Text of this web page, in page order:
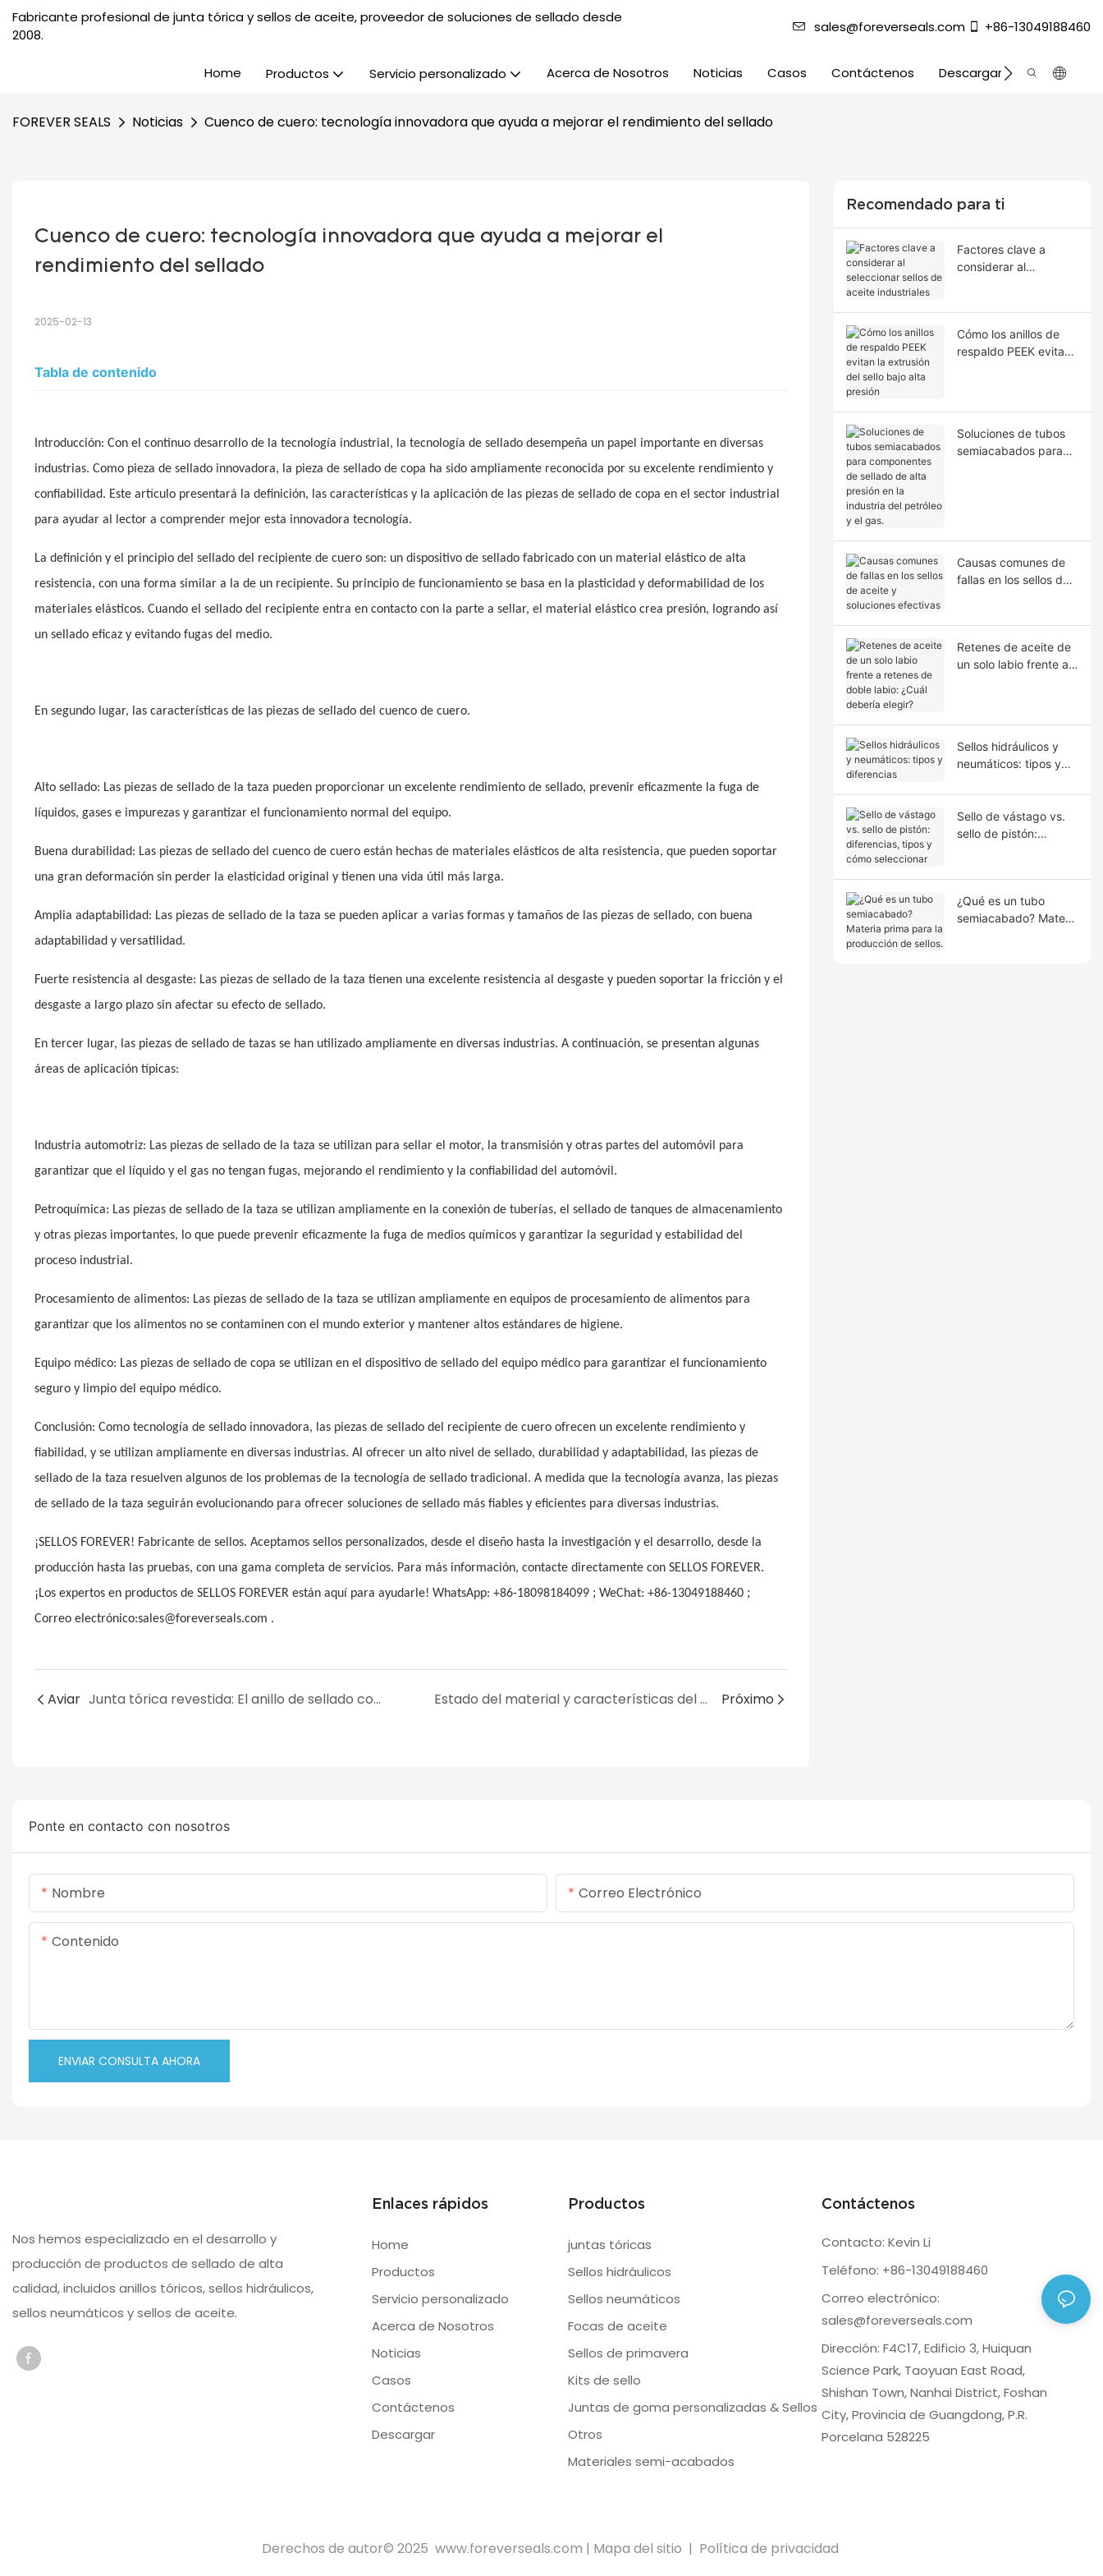
Fabricante profesional de junta tórica y sellos de aceite, proveedor de soluciones de sellado desde
2008.
sales@foreverseals.com +86-13049188460
Home Productos Servicio personalizado Acerca de Nosotros Noticias Casos Contáctenos Descargar
FOREVER SEALS Noticias Cuenco de cuero: tecnología innovadora que ayuda a mejorar el rendimiento del sellado
Cuenco de cuero: tecnología innovadora que ayuda a mejorar el
rendimiento del sellado
2025-02-13
Tabla de contenido
Introducción: Con el continuo desarrollo de la tecnología industrial, la tecnología de sellado desempeña un papel importante en diversas
industrias. Como pieza de sellado innovadora, la pieza de sellado de copa ha sido ampliamente reconocida por su excelente rendimiento y
confiabilidad. Este artículo presentará la definición, las características y la aplicación de las piezas de sellado de copa en el sector industrial
para ayudar al lector a comprender mejor esta innovadora tecnología.
La definición y el principio del sellado del recipiente de cuero son: un dispositivo de sellado fabricado con un material elástico de alta
resistencia, con una forma similar a la de un recipiente. Su principio de funcionamiento se basa en la plasticidad y deformabilidad de los
materiales elásticos. Cuando el sellado del recipiente entra en contacto con la parte a sellar, el material elástico crea presión, logrando así
un sellado eficaz y evitando fugas del medio.
En segundo lugar, las características de las piezas de sellado del cuenco de cuero.
Alto sellado: Las piezas de sellado de la taza pueden proporcionar un excelente rendimiento de sellado, prevenir eficazmente la fuga de
líquidos, gases e impurezas y garantizar el funcionamiento normal del equipo.
Buena durabilidad: Las piezas de sellado del cuenco de cuero están hechas de materiales elásticos de alta resistencia, que pueden soportar
una gran deformación sin perder la elasticidad original y tienen una vida útil más larga.
Amplia adaptabilidad: Las piezas de sellado de la taza se pueden aplicar a varias formas y tamaños de las piezas de sellado, con buena
adaptabilidad y versatilidad.
Fuerte resistencia al desgaste: Las piezas de sellado de la taza tienen una excelente resistencia al desgaste y pueden soportar la fricción y el
desgaste a largo plazo sin afectar su efecto de sellado.
En tercer lugar, las piezas de sellado de tazas se han utilizado ampliamente en diversas industrias. A continuación, se presentan algunas
áreas de aplicación típicas:
Industria automotriz: Las piezas de sellado de la taza se utilizan para sellar el motor, la transmisión y otras partes del automóvil para
garantizar que el líquido y el gas no tengan fugas, mejorando el rendimiento y la confiabilidad del automóvil.
Petroquímica: Las piezas de sellado de la taza se utilizan ampliamente en la conexión de tuberías, el sellado de tanques de almacenamiento
y otras piezas importantes, lo que puede prevenir eficazmente la fuga de medios químicos y garantizar la seguridad y estabilidad del
proceso industrial.
Procesamiento de alimentos: Las piezas de sellado de la taza se utilizan ampliamente en equipos de procesamiento de alimentos para
garantizar que los alimentos no se contaminen con el mundo exterior y mantener altos estándares de higiene.
Equipo médico: Las piezas de sellado de copa se utilizan en el dispositivo de sellado del equipo médico para garantizar el funcionamiento
seguro y limpio del equipo médico.
Conclusión: Como tecnología de sellado innovadora, las piezas de sellado del recipiente de cuero ofrecen un excelente rendimiento y
fiabilidad, y se utilizan ampliamente en diversas industrias. Al ofrecer un alto nivel de sellado, durabilidad y adaptabilidad, las piezas de
sellado de la taza resuelven algunos de los problemas de la tecnología de sellado tradicional. A medida que la tecnología avanza, las piezas
de sellado de la taza seguirán evolucionando para ofrecer soluciones de sellado más fiables y eficientes para diversas industrias.
¡SELLOS FOREVER! Fabricante de sellos. Aceptamos sellos personalizados, desde el diseño hasta la investigación y el desarrollo, desde la
producción hasta las pruebas, con una gama completa de servicios. Para más información, contacte directamente con SELLOS FOREVER.
¡Los expertos en productos de SELLOS FOREVER están aquí para ayudarle! WhatsApp: +86-18098184099 ; WeChat: +86-13049188460 ;
Correo electrónico:sales@foreverseals.com .
Aviar Junta tórica revestida: El anillo de sellado con mejor rendimiento Estado del material y características del medio del anillo de sellado tipo Y Próximo
Recomendado para ti
Factores clave a
considerar al
Cómo los anillos de
respaldo PEEK evitan
Soluciones de tubos
semiacabados para
Causas comunes de
fallas en los sellos de
Retenes de aceite de
un solo labio frente a
Sellos hidráulicos y
neumáticos: tipos y
Sello de vástago vs.
sello de pistón:
¿Qué es un tubo
semiacabado? Materia
Ponte en contacto con nosotros
Nombre Correo Electrónico
Contenido
ENVIAR CONSULTA AHORA
Nos hemos especializado en el desarrollo y
producción de productos de sellado de alta
calidad, incluidos anillos tóricos, sellos hidráulicos,
sellos neumáticos y sellos de aceite.
Enlaces rápidos
Home
Productos
Servicio personalizado
Acerca de Nosotros
Noticias
Casos
Contáctenos
Descargar
Productos
juntas tóricas
Sellos hidráulicos
Sellos neumáticos
Focas de aceite
Sellos de primavera
Kits de sello
Juntas de goma personalizadas & Sellos
Otros
Materiales semi-acabados
Contáctenos
Contacto: Kevin Li
Teléfono: +86-13049188460
Correo electrónico:
sales@foreverseals.com
Dirección: F4C17, Edificio 3, Huiquan
Science Park, Taoyuan East Road,
Shishan Town, Nanhai District, Foshan
City, Provincia de Guangdong, P.R.
Porcelana 528225
Derechos de autor© 2025 www.foreverseals.com | Mapa del sitio | Política de privacidad